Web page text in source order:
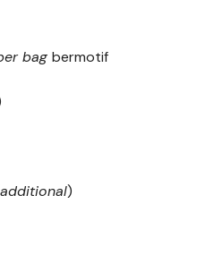
bag bermotif
additional)